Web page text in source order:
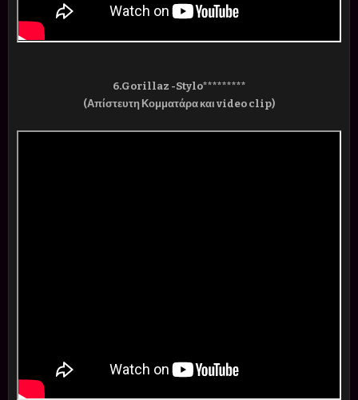
6.Gorillaz -Stylo*********
(Απίστευτη Κομματάρα και video clip)